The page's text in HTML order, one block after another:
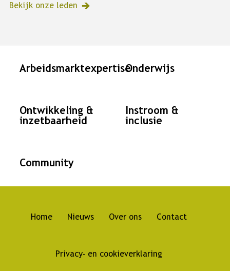
Bekijk onze leden
Landingspagina's
ArbeidsmarktexpertiseOnderwijs
Ontwikkeling &
inzetbaarheid
Instroom &
inclusie
Community
Home Nieuws Over ons Contact
Privacy- en cookieverklaring